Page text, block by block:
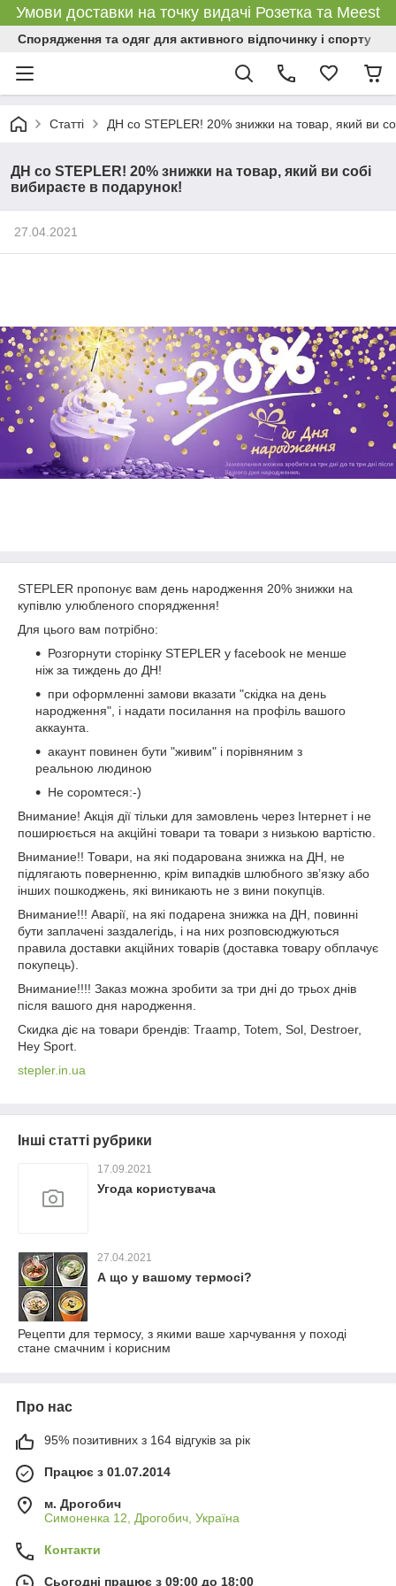
Умови доставки на точку видачі Розетка та Meest
Спорядження та одяг для активного відпочинку і спорту
Статті ДН со STEPLER! 20% знижки на товар, який ви
ДН со STEPLER! 20% знижки на товар, який ви собі
вибираєте в подарунок!
27.04.2021
STEPLER пропонує вам день народження 20% знижки на
купівлю улюбленого спорядження!
Для цього вам потрібно:
Розгорнути сторінку STEPLER у facebook не менше
ніж за тиждень до ДН!
при оформленні замови вказати "скідка на день
народження", і надати посилання на профіль вашого
аккаунта.
акаунт повинен бути "живим" і порівняним з
реальною людиною
Не соромтеся:-)
Внимание! Акція дії тільки для замовлень через Інтернет і не
поширюється на акційні товари та товари з низькою вартістю.
Внимание!! Товари, на які подарована знижка на ДН, не
підлягають поверненню, крім випадків шлюбного зв’язку або
інших пошкоджень, які виникають не з вини покупців.
Внимание!!! Аварії, на які подарена знижка на ДН, повинні
бути заплачені заздалегідь, і на них розповсюджуються
правила доставки акційних товарів (доставка товару обплачує
покупець).
Внимание!!!! Заказ можна зробити за три дні до трьох днів
після вашого дня народження.
Скидка діє на товари брендів: Traamp, Totem, Sol, Destroer,
Hey Sport.
stepler.in.ua
Інші статті рубрики
17.09.2021
Угода користувача
27.04.2021
А що у вашому термосі?
Рецепти для термосу, з якими ваше харчування у поході
стане смачним і корисним
Про нас
95% позитивних з 164 відгуків за рік
Працює з 01.07.2014
м. Дрогобич
Симоненка 12, Дрогобич, Україна
Контакти
Сьогодні працює з 09:00 до 18:00